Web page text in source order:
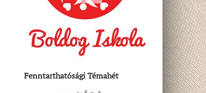
Fenntarthatósági Témahét